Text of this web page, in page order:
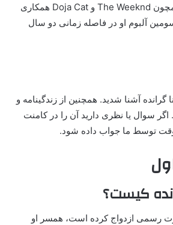
این آلبوم او با کسانی همچون The Weeknd و Doja Cat همکاری
آلبوم او در فاصله زمانی دو سال
گرانده آشنا شدید. همچنین از زندگینامه و
اگر سوال یا نظری دارید آن را در کامنت
توسط ما جواب داده شود.
کیست؟
۲۰۲۱ به صورت رسمی ازدواج کرده است، همسر او